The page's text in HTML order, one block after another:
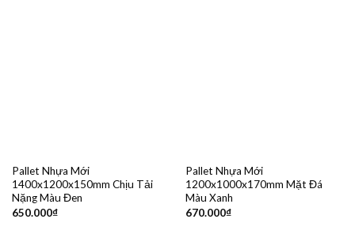
Pallet Nhựa Mới
1400x1200x150mm Chịu Tải
Nặng Màu Đen
650.000₫
Pallet Nhựa Mới
1200x1000x170mm Mặt Đá
Màu Xanh
670.000₫